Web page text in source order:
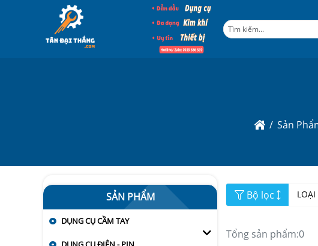
Sản
SẢN PHẨM
DỤNG CỤ CẦM TAY
Bộ lọc
Tổng sản phẩm:0